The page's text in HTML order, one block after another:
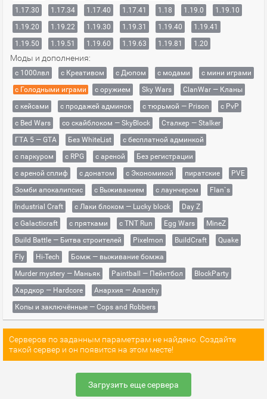
1.17.30
1.17.34 1.17.40 1.17.41 1.18 1.19.0
1.19.10
1.19.20
1.19.22 1.19.30 1.19.31 1.19.40
1.19.41
1.19.50
1.19.51 1.19.60 1.19.63 1.19.81 1.20
Моды и дополнения:
с 1000лвл c Креативом с Дюпом с модами
с мини играми
с Голодными играми
с оружием Sky Wars
ClanWar — Кланы
с кейсами
с продажей админок с тюрьмой — Prison
с PvP
с Bed Wars
со скайблоком — SkyBlock
Сталкер — Stalker
ГТА 5 — GTA
Без WhiteList
с бесплатной админкой
с паркуром
с RPG с ареной
Без регистрации
с ареной сплиф
с донатом с Экономикой пиратские
PVE
Зомби апокалипсис
с Выживанием с лаунчером
Flan`s
Industrial Craft
с Лаки блоком — Lucky block
Day Z
с Galacticraft
с прятками с TNT Run Egg Wars
MineZ
Build Battle — Битва строителей
Pixelmon BuildCraft
Quake
Fly
Hi-Tech
Бомж — выживание бомжа
Murder mystery — Маньяк
Paintball — Пейнтбол
BlockParty
Хардкор — Hardcore
Анархия — Anarchy
Копы и заключённые — Cops and Robbers
Серверов по заданным параметрам не найдено. Создайте
такой сервер и он появится на этом месте!
Загрузить еще сервера